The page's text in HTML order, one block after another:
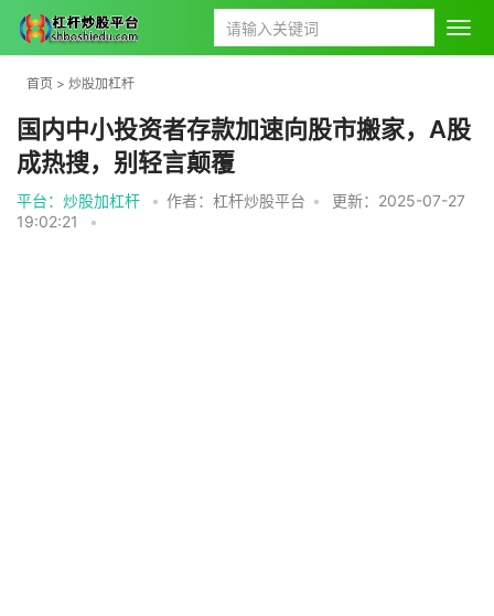
首页 > 炒股加杠杆
国内中小投资者存款加速向股市搬家，A股
成热搜，别轻言颠覆
平台：炒股加杠杆 • 作者：杠杆炒股平台 •
更新：2025-07-27
19:02:21
•